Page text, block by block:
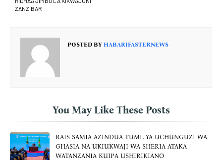
ZANZIBAR
POSTED BY HABARIFASTERNEWS
You May Like These Posts
RAIS SAMIA AZINDUA TUME YA UCHUNGUZI WA
GHASIA NA UKIUKWAJI WA SHERIA ATAKA
WATANZANIA KUIPA USHIRIKIANO